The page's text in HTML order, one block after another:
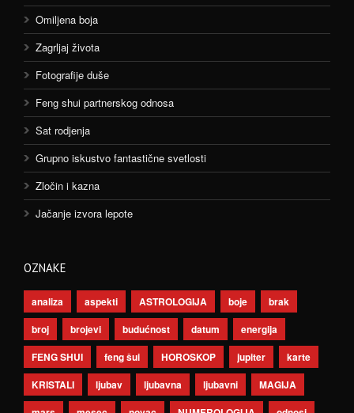
Omiljena boja
Zagrljaj života
Fotografije duše
Feng shui partnerskog odnosa
Sat rodjenja
Grupno iskustvo fantastične svetlosti
Zločin i kazna
Jačanje izvora lepote
OZNAKE
analiza aspekti ASTROLOGIJA boje
brak
broj
brojevi budućnost datum
energija
FENG SHUI
feng šui HOROSKOP jupiter
karte
KRISTALI
ljubav ljubavna ljubavni
MAGIJA